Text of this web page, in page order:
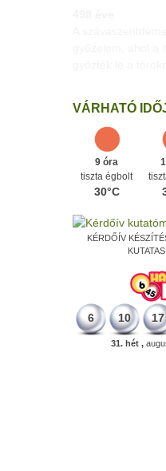
VÁRHATÓ
9 óra
tiszta égbolt
30°C
KÉRDŐÍV
6 10 17
31. hét ,